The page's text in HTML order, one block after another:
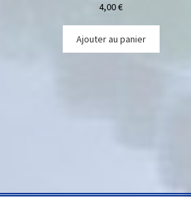
4,00€
Ajouter au panier